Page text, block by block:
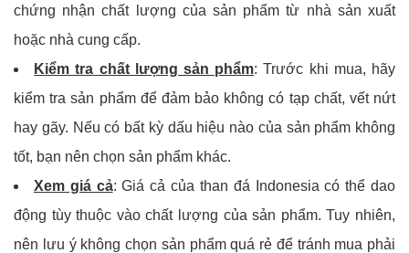
chứng nhận chất lượng của sản phẩm từ nhà sản xuất
hoặc nhà cung cấp.
Kiểm tra chất lượng sản phẩm: Trước khi mua, hãy
kiểm tra sản phẩm để đảm bảo không có tạp chất, vết nứt
hay gãy. Nếu có bất kỳ dấu hiệu nào của sản phẩm không
tốt, bạn nên chọn sản phẩm khác.
Xem giá cả: Giá cả của than đá Indonesia có thể dao
động tùy thuộc vào chất lượng của sản phẩm. Tuy nhiên,
nên lưu ý không chọn sản phẩm quá rẻ để tránh mua phải